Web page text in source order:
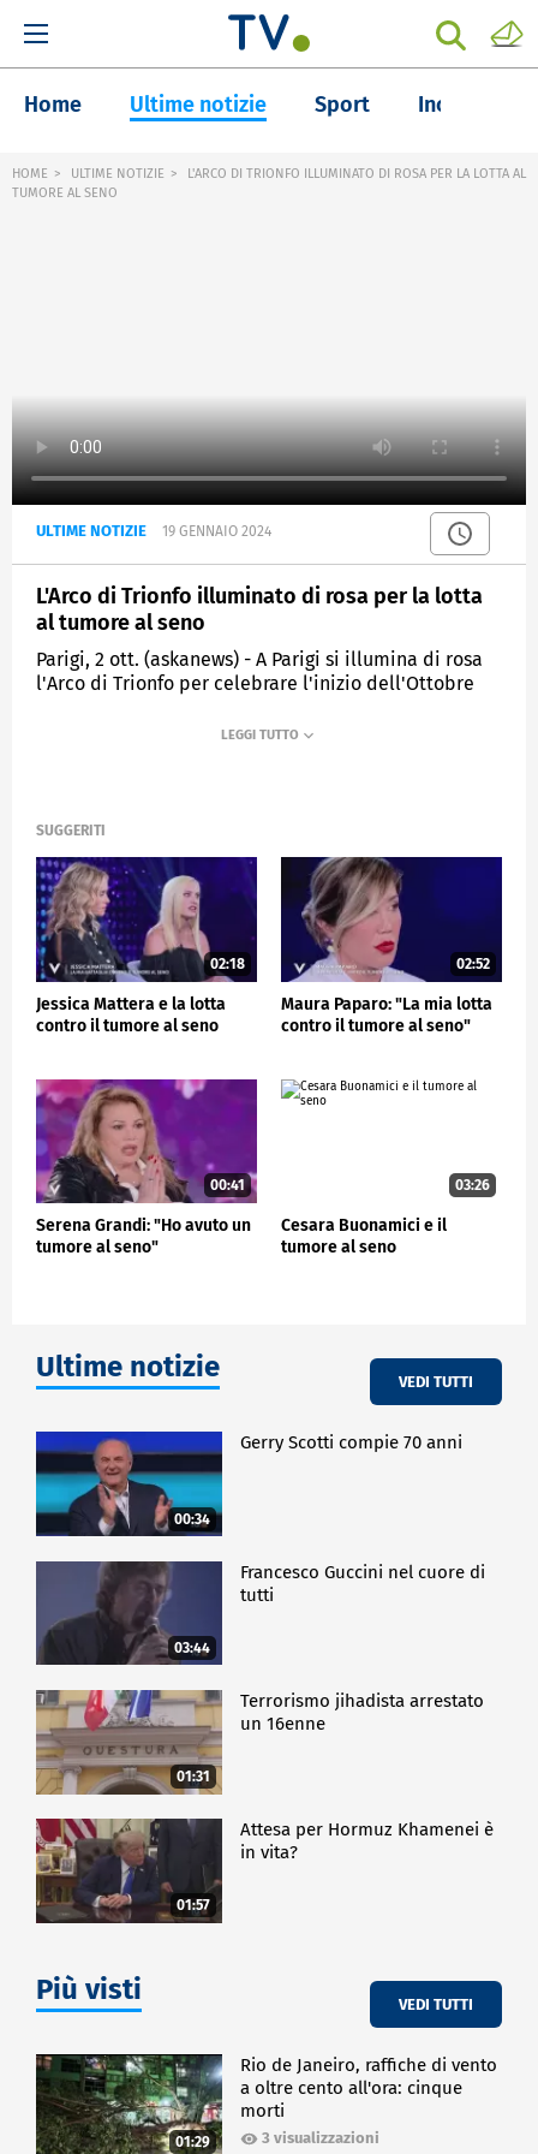
Home Ultime notizie Sport Inchieste
HOME ULTIME NOTIZIE
L'ARCO DI TRIONFO ILLUMINATO DI ROSA PER LA LOTTA AL
TUMORE AL SENO
ULTIME NOTIZIE 19 GENNAIO 2024
L'Arco di Trionfo illuminato di rosa per la lotta
al tumore al seno
Parigi, 2 ott. (askanews) - A Parigi si illumina di rosa
l'Arco di Trionfo per celebrare l'inizio dell'Ottobre
99 donne e un uomo in cura, in remissione o guariti
insieme a ricercatori e operatori sanitari per
screening del cancro al seno.
ESTERI
SUGGERITI
02:18
Jessica Mattera e la lotta
contro il tumore al seno
02:52
Maura Paparo: "La mia lotta
contro il tumore al seno"
00:41
Serena Grandi: "Ho avuto un
tumore al seno"
03:26
Cesara Buonamici e il
tumore al seno
Ultime notizie VEDI TUTTI
00:34
Gerry Scotti compie 70 anni
03:44
Francesco Guccini nel cuore di
tutti
01:31
Terrorismo jihadista arrestato
un 16enne
01:57
Attesa per Hormuz Khamenei è
in vita?
Più visti VEDI TUTTI
01:29
Rio de Janeiro, raffiche di vento
a oltre cento all'ora: cinque
morti
3 visualizzazioni